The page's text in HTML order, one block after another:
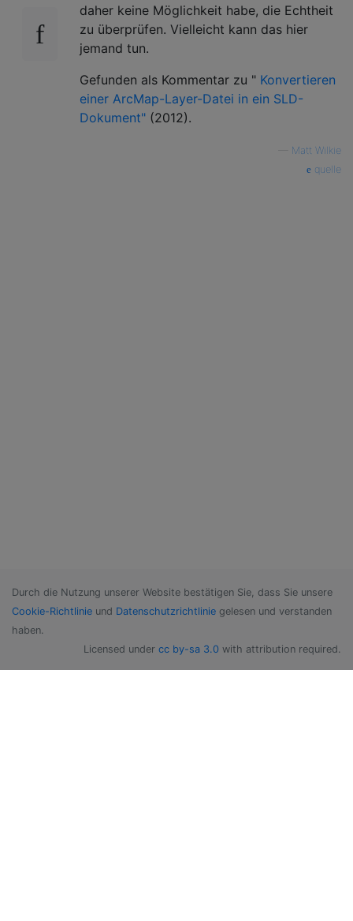
daher keine Möglichkeit habe, die Echtheit
zu überprüfen. Vielleicht kann das hier
jemand tun.
Gefunden als Kommentar zu " Konvertieren
einer ArcMap-Layer-Datei in ein SLD-
Dokument" (2012).
Matt Wilkie
quelle
Durch die Nutzung unserer Website bestätigen Sie, dass Sie unsere
Cookie-Richtlinie und Datenschutzrichtlinie gelesen und verstanden
haben.
Licensed under cc by-sa 3.0 with attribution required.